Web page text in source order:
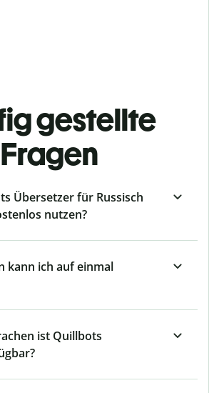
gestellte
Fragen
Übersetzer für Russisch
nutzen?
kann ich auf einmal
ist Quillbots